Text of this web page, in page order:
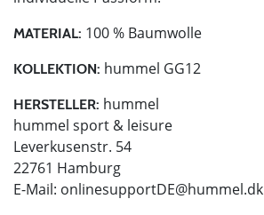
MATERIAL: 100 % Baumwolle
KOLLEKTION: hummel GG12
HERSTELLER: hummel
hummel sport & leisure
Leverkusenstr. 54
22761 Hamburg
E-Mail: onlinesupportDE@hummel.dk